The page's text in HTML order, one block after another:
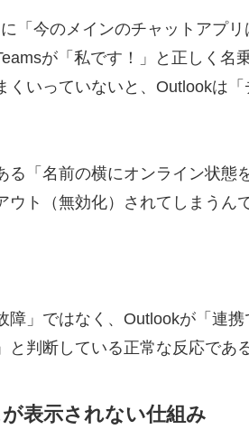
「今のメインのチャットアプ
が「私です！」と正しく名
くいっていないと、Outlookは
る「名前の横にオンライン状態
ト（無効化）されてしまうん
障」ではなく、Outlookが「連携
判断している正常な反応であ
表示されない仕組み